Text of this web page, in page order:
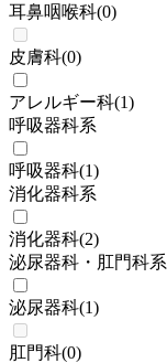
耳鼻咽喉科(0)
皮膚科(0)
アレルギー科(1)
呼吸器科系
呼吸器科(1)
消化器科系
消化器科(2)
泌尿器科・肛門科系
泌尿器科(1)
肛門科(0)